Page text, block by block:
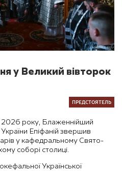
у Великий вівторок
ПРЕДСТОЯТЕЛЬ
2026 року, Блаженнійший
України Епіфаній звершив
у кафедральному Свято-
соборі столиці.
Української